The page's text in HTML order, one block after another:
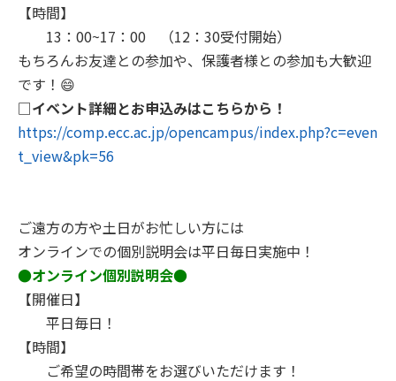
【時間】
13：00~17：00 （12：30受付開始）
もちろんお友達との参加や、保護者様との参加も大歓迎
です！😄
□イベント詳細とお申込みはこちらから！
https://comp.ecc.ac.jp/opencampus/index.php?c=even
t_view&pk=56
ご遠方の方や土日がお忙しい方には
オンラインでの個別説明会は平日毎日実施中！
●オンライン個別説明会●
【開催日】
平日毎日！
【時間】
ご希望の時間帯をお選びいただけます！